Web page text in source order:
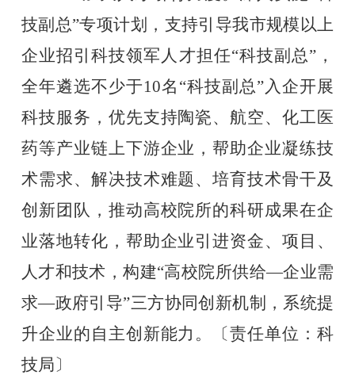
技副总”专项计划，支持引导我市规模以上
企业招引科技领军人才担任“科技副总”，
全年遴选不少于10名“科技副总”入企开展
科技服务，优先支持陶瓷、航空、化工医
药等产业链上下游企业，帮助企业凝练技
术需求、解决技术难题、培育技术骨干及
创新团队，推动高校院所的科研成果在企
业落地转化，帮助企业引进资金、项目、
人才和技术，构建“高校院所供给—企业需
求—政府引导”三方协同创新机制，系统提
升企业的自主创新能力。〔责任单位：科
技局〕